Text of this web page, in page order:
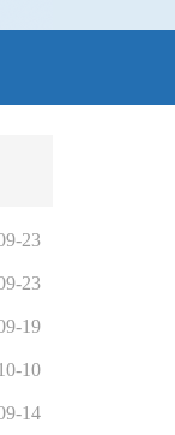
23
23
19
10
14